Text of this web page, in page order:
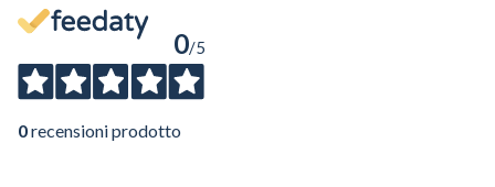
eMail
Telefono / Cellulare
Città
0/5
0recensioni prodotto